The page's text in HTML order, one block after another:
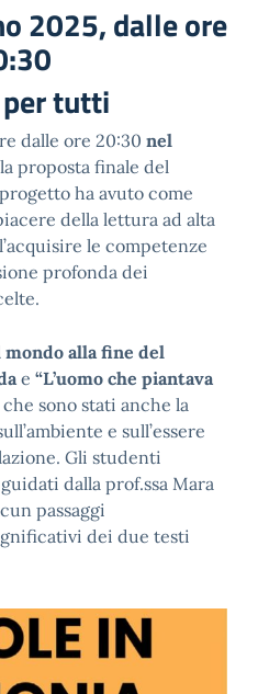
2025, dalle ore
tutti
dalle ore 20:30 nel
proposta finale del
ha avuto come
della lettura ad alta
le competenze
profonda dei
mondo alla fine del
e “L’uomo che piantava
che sono stati anche la
e sull’essere
Gli studenti
dalla prof.ssa Mara
passaggi
dei due testi